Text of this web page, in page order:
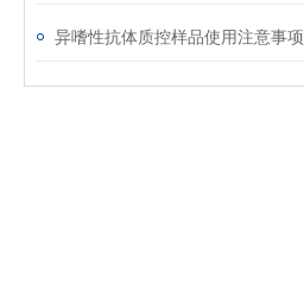
异嗜性抗体质控样品使用注意事项